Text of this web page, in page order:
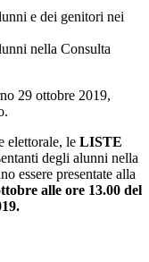
e dei genitori nei
nella Consulta
29 ottobre 2019,
elettorale, le LISTE
degli alunni nella
essere presentate alla
alle ore 13.00 del